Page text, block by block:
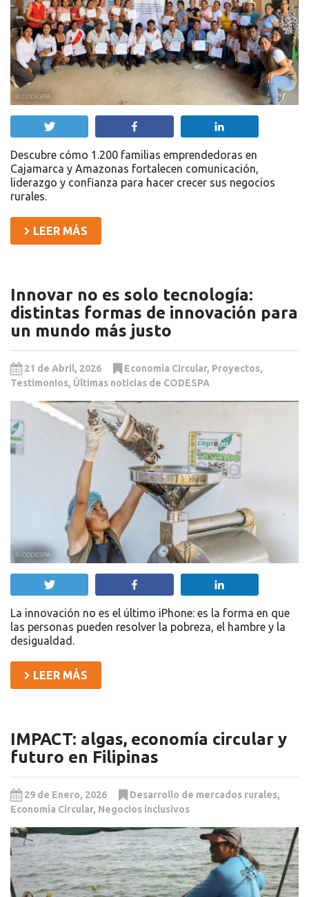
Descubre cómo 1.200 familias emprendedoras en
Cajamarca y Amazonas fortalecen comunicación,
liderazgo y confianza para hacer crecer sus negocios
rurales.
LEER MÁS
Innovar no es solo tecnología:
distintas formas de innovación para
un mundo más justo
21 de Abril, 2026 Economía Circular, Proyectos,
Testimonios, Últimas noticias de CODESPA
La innovación no es el último iPhone: es la forma en que
las personas pueden resolver la pobreza, el hambre y la
desigualdad.
LEER MÁS
IMPACT: algas, economía circular y
futuro en Filipinas
29 de Enero, 2026 Desarrollo de mercados rurales,
Economía Circular, Negocios inclusivos